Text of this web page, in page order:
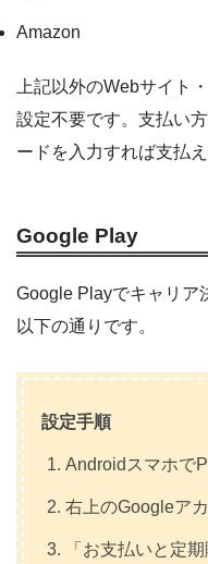
Amazon
上記以外のWebサイト
設定不要です。支払い
ードを入力すれば支払え
Google Play
Google Playでキャリア
以下の通りです。
設定手順
Androidスマホで
右上のGoogleア
「お支払いと定